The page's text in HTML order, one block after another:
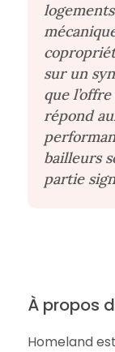
sur un
que
répond
bailleurs
partie
À propos
Homeland